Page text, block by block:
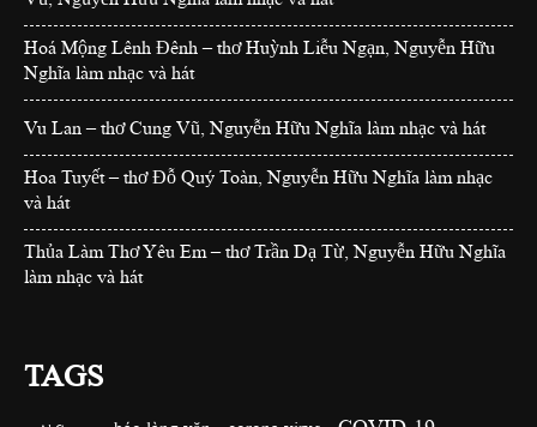
Hoá Mộng Lênh Đênh – thơ Huỳnh Liễu Ngạn, Nguyễn Hữu
Nghĩa làm nhạc và hát
Vu Lan – thơ Cung Vũ, Nguyễn Hữu Nghĩa làm nhạc và hát
Hoa Tuyết – thơ Đỗ Quý Toàn, Nguyễn Hữu Nghĩa làm nhạc
và hát
Thủa Làm Thơ Yêu Em – thơ Trần Dạ Từ, Nguyễn Hữu Nghĩa
làm nhạc và hát
TAGS